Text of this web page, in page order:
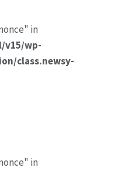
in
v15/wp-
class.newsy-
in